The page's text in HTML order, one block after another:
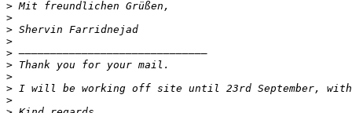
>
>
>
>
>
>
>
>
>